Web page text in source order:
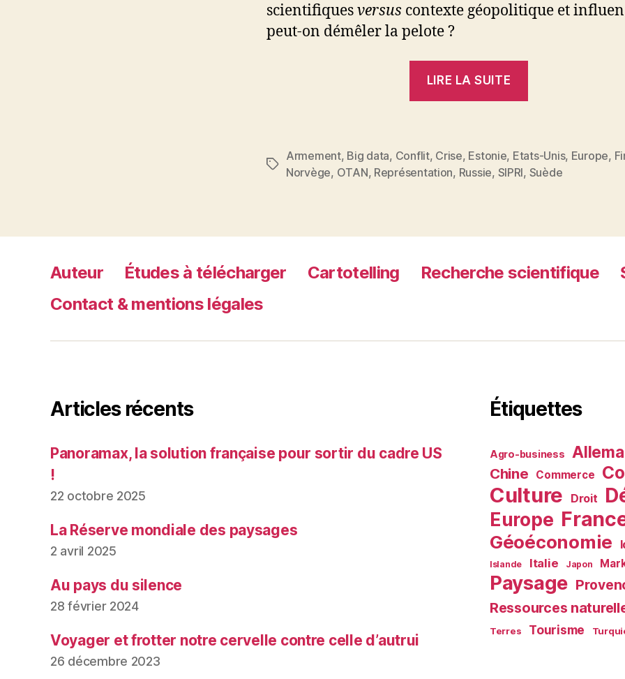
scientifiquesversus contexte géopolitique et
peut-on démêler la pelote ?
LIRE LA SUITE
d’armements
présentées
Étiquettes
Armement, Big data, Conflit, Crise, Estonie, Etats-Unis, Europe,
Norvège, OTAN, Représentation, Russie, SIPRI, Suède
Auteur Études à télécharger Cartotelling Recherche scientifique
Contact & mentions légales
Articles récents
Panoramax, la solution française pour sortir du cadre US
!
22 octobre 2025
La Réserve mondiale des paysages
2 avril 2025
Au pays du silence
28 février 2024
Voyager et frotter notre cervelle contre celle d’autrui
26 décembre 2023
Étiquettes
Agro-business
Chine Commerce
Culture Droit
Europe
Géoéconomie
Islande Italie Japon
Paysage
Ressources
Terres Tourisme